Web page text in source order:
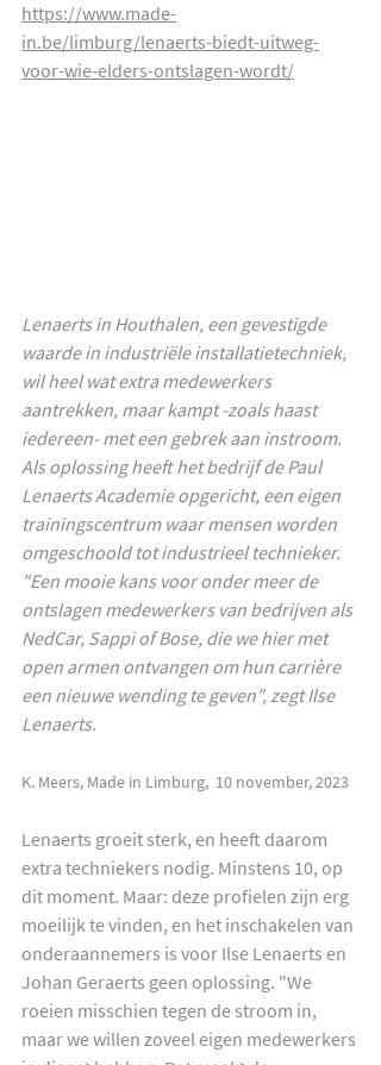
https://www.made-
in.be/limburg/lenaerts-biedt-uitweg-
voor-wie-elders-ontslagen-wordt/
Lenaerts in Houthalen, een gevestigde
waarde in industriële installatietechniek,
wil heel wat extra medewerkers
aantrekken, maar kampt -zoals haast
iedereen- met een gebrek aan instroom.
Als oplossing heeft het bedrijf de Paul
Lenaerts Academie opgericht, een eigen
trainingscentrum waar mensen worden
omgeschoold tot industrieel technieker.
"Een mooie kans voor onder meer de
ontslagen medewerkers van bedrijven als
NedCar, Sappi of Bose, die we hier met
open armen ontvangen om hun carrière
een nieuwe wending te geven", zegt Ilse
Lenaerts.
K. Meers, Made in Limburg,  10 november, 2023
Lenaerts groeit sterk, en heeft daarom
extra techniekers nodig. Minstens 10, op
dit moment. Maar: deze profielen zijn erg
moeilijk te vinden, en het inschakelen van
onderaannemers is voor Ilse Lenaerts en
Johan Geraerts geen oplossing. "We
roeien misschien tegen de stroom in,
maar we willen zoveel eigen medewerkers